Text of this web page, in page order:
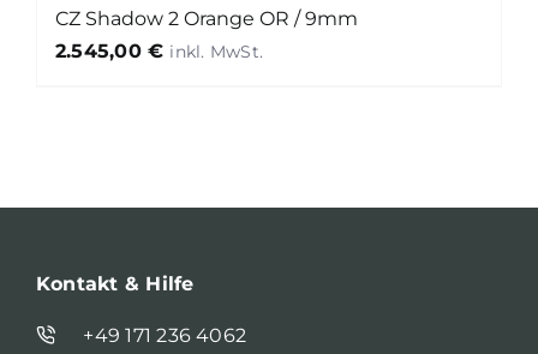
CZ Shadow 2 Orange OR / 9mm
2.545,00€
Kontakt & Hilfe
+49 171 236 4062